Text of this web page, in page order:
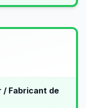
/ Fabricant de